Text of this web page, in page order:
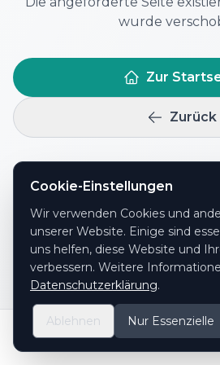
wurde
Zur
Zurück
© 2026 PrintYourTicket GmbH -
Cookie-Einstellungen
Wir verwenden Cookies und
unserer Website. Einige sind
uns helfen, diese Website und
verbessern. Weitere
Datenschutzerklärung.
Ablehnen Nur Essenzielle